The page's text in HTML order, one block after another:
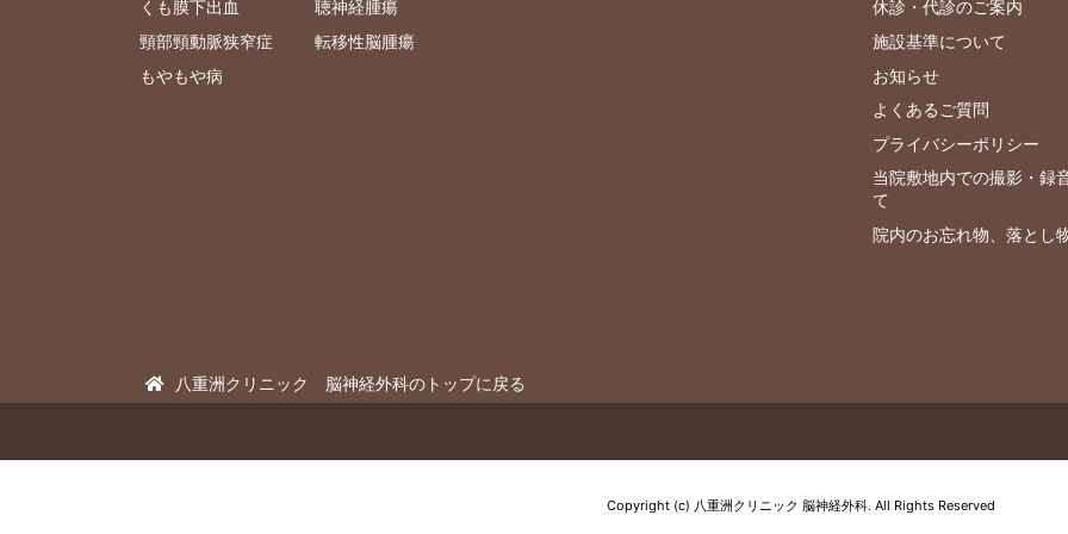
くも膜下出血
頸部頸動脈狭窄症
もやもや病
聴神経腫瘍
転移性脳腫瘍
休診・代診のご案内
施設基準について
お知らせ
よくあるご質問
プライバシーポリシー
当院敷地内での撮影・録
て
院内のお忘れ物、落とし
八重洲クリニック 脳神経外科のトップに戻る
Copyright (c) 八重洲クリニック 脳神経外科. All Rights Reserved